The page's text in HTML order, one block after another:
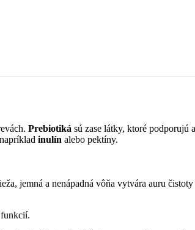
Prebiotiká sú zase látky, ktoré podporujú
inulín alebo pektíny.
jemná a nenápadná vôňa vytvára auru